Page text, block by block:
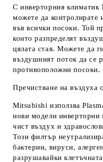
С инверторния
можете да контролирате
във всички посоки. Той
които разпределят
цялата стая. Можете да
въздушният поток да се
противоположни посоки.
Пречистване на въздуха
Mitsubishi използва
нови модели инверторни
чист въздух и
Този филтър
бактерии, вируси,
разрушавайки